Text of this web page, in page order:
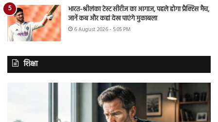
भारत-श्रीलंका टेस्ट सीरीज का आगाज, पहले होगा प्रैक्टिस मैच,
जानें कब और कहां देख पाएंगे मुकाबला
6 August 2026 - 5:05 PM
शिक्षा